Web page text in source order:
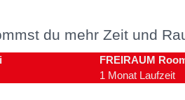
du mehr Zeit und
FREIRAUM
1 Monat Laufzeit